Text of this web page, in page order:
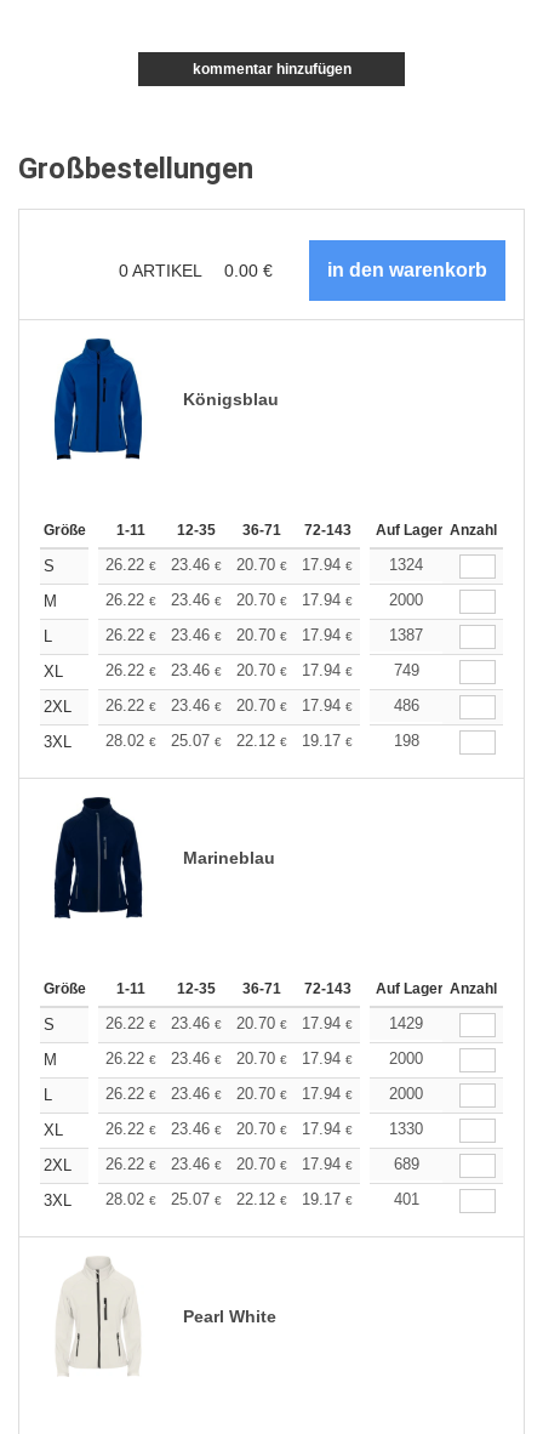
kommentar hinzufügen
Großbestellungen
0ARTIKEL 0.00 €
Königsblau
Größe 1-11 12-35 36-71 72-143 144-287 288 +
Auf Lager Anzahl
S 26.22 € 23.46 € 20.70 € 17.94 € 16.56€
1324
M
26.22 € 23.46 € 20.70 € 17.94 € 16.56€
2000
L
26.22 € 23.46 € 20.70 € 17.94 € 16.56€
1387
XL
26.22 € 23.46 € 20.70 € 17.94 € 16.56€
749
2XL
26.22 € 23.46 € 20.70 € 17.94 € 16.56€
486
3XL
28.02 € 25.07 € 22.12 € 19.17 € 17.70€
198
Marineblau
Größe 1-11 12-35 36-71 72-143 144-287 288 +
Auf Lager Anzahl
S 26.22 € 23.46 € 20.70 € 17.94 € 16.56€
1429
M
26.22 € 23.46 € 20.70 € 17.94 € 16.56€
2000
L
26.22 € 23.46 € 20.70 € 17.94 € 16.56€
2000
XL
26.22 € 23.46 € 20.70 € 17.94 € 16.56€
1330
2XL
26.22 € 23.46 € 20.70 € 17.94 € 16.56€
689
3XL
28.02 € 25.07 € 22.12 € 19.17 € 17.70€
401
Pearl White